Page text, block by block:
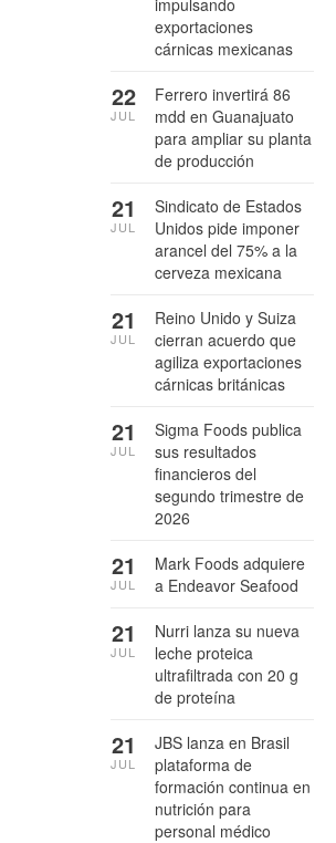
exportaciones
cárnicas mexicanas
Ferrero invertirá 86
mdd en Guanajuato
para ampliar su planta
de producción
22
JUL
Sindicato de Estados
Unidos pide imponer
arancel del 75% a la
cerveza mexicana
21
JUL
Reino Unido y Suiza
cierran acuerdo que
agiliza exportaciones
cárnicas británicas
21
JUL
Sigma Foods publica
sus resultados
financieros del
segundo trimestre de
2026
21
JUL
Mark Foods adquiere
a Endeavor Seafood
21
JUL
Nurri lanza su nueva
leche proteica
ultrafiltrada con 20 g
de proteína
21
JUL
JBS lanza en Brasil
plataforma de
formación continua en
nutrición para
personal médico
21
JUL